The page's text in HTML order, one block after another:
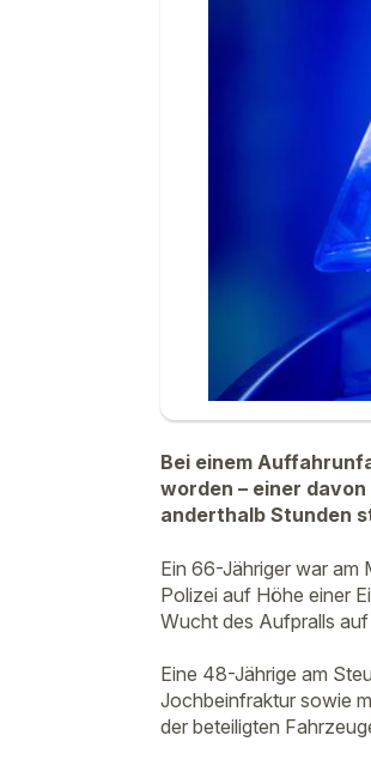
Bei einem
worden – einer
anderthalb Stunden
Ein 66-Jähriger war am
Polizei auf Höhe einer
Wucht des Aufpralls
Eine 48-Jährige am
Jochbeinfraktur sowie
der beteiligten